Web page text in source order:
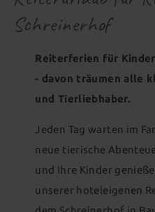
All-inclusive Premium
ZIMMER & ANGEBOTE
Zimmer & Suiten
Anfrage stellen Online
Urlaubsangebote
Babywelt
WASSERWELTEN
Indoor
Wasserpark Hallenbad
Wellness für Eltern
Schreinerhof
Reiterferien für
- davon träumen alle
und Tierliebhaber.
Jeden Tag warten im
neue tierische
und Ihre Kinder
unserer hoteleigenen